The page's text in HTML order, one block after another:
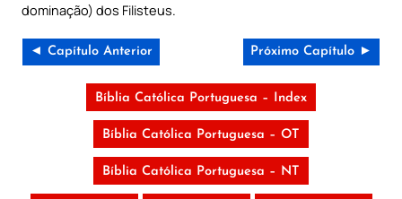
dominação) dos Filisteus.
◄ Capítulo Anterior Próximo Capítulo ►
Bíblia Católica Portuguesa – Index
Bíblia Católica Portuguesa – OT
Bíblia Católica Portuguesa – NT